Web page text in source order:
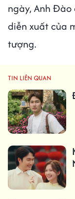
ngày, Anh
diễn xuất của
tượng.
TIN LIÊN QUAN